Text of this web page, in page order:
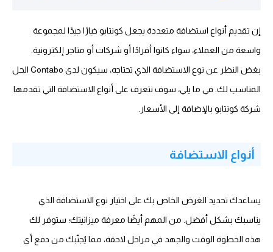
إن تقديم أنواع استضافة متعددة يجعل كونتابو خيارًا جيدًا لمجموعة
واسعة من العملاء، سواء كانوا أفرادًا أو شركات أو متاجر إلكترونية.
بغض النظر عن نوع الاستضافة الذي تحتاجه، سيكون لدى Contabo الحل
المناسب لك. في ما يلي، سوف نتعرف على أنواع الاستضافة التي تقدمها
شركة كونتابو بالإضافة إلى الأسعار.
أنواع الاستضافة
يساعدك تحديد الغرض الخاص بك على اختيار نوع الاستضافة الذي
يناسبك بشكل أفضل. من المهم أيضًا معرفة ميزانيتك؛ ستوفر لك
هذه الخطوة الوقت والجهد في مراحل لاحقة، مما يُجنّبك من دفع أي